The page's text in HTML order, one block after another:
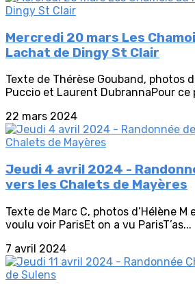
Mercredi 20 mars Les
Lachat de Dingy St Clair
Texte de Thérèse Gouband, photos
Puccio et Laurent DubrannaPour ce
22 mars 2024
Jeudi 4 avril 2024 -
vers les Chalets de Mayères
Texte de Marc C, photos d’Hélène M
voulu voir ParisEt on a vu ParisT’as...
7 avril 2024